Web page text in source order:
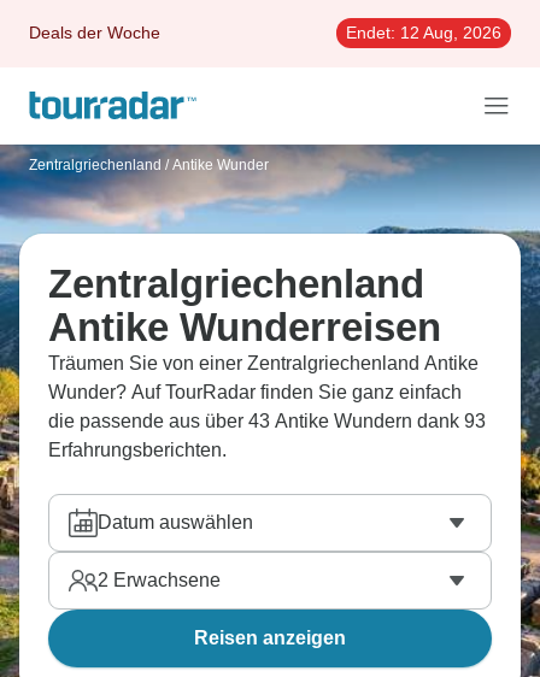
Deals der Woche Endet: 12 Aug, 2026
Zentralgriechenland / Antike Wunder
Zentralgriechenland
Antike Wunderreisen
Träumen Sie von einer Zentralgriechenland Antike
Wunder? Auf TourRadar finden Sie ganz einfach
die passende aus über 43 Antike Wundern dank 93
Erfahrungsberichten.
Datum auswählen
2 Erwachsene
Reisen anzeigen